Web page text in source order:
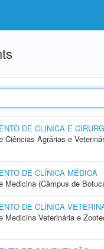
DE CLINICA E
Ciências Agrárias e
DE CLÍNICA MÉDICA
Medicina (Câmpus de
DE CLÍNICA
Medicina Veterinária e